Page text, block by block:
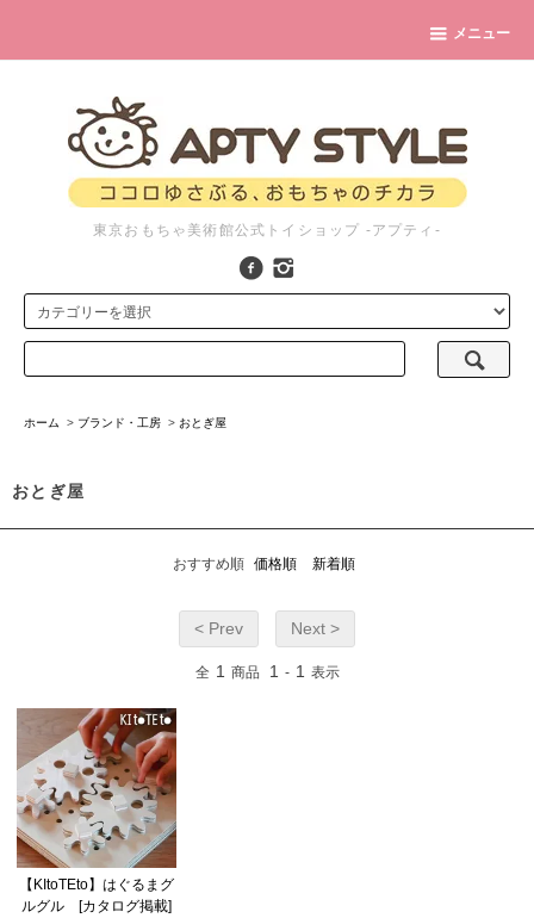
メニュー
東京おもちゃ美術館公式トイショップ -アプティ-
ホーム > ブランド・工房 > おとぎ屋
おとぎ屋
おすすめ順 価格順 新着順
< Prev Next >
全 1 商品 1 - 1 表示
【KItoTEto】はぐるまグ
ルグル [カタログ掲載]